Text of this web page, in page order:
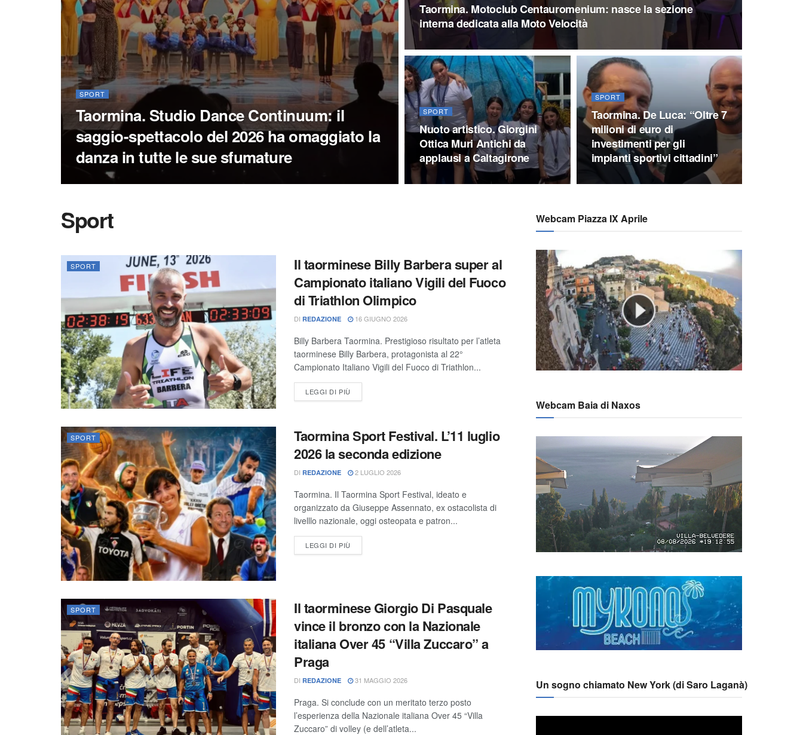
SPORT
Taormina. Studio Dance Continuum: il
saggio-spettacolo del 2026 ha omaggiato la
danza in tutte le sue sfumature
Taormina. Motoclub Centauromenium: nasce la sezione
interna dedicata alla Moto Velocità
SPORT
Nuoto artistico. Giorgini
Ottica Muri Antichi da
applausi a Caltagirone
SPORT
Taormina. De Luca: “Oltre 7
milioni di euro di
investimenti per gli
impianti sportivi cittadini”
Sport
SPORT
Il taorminese Billy Barbera super al
Campionato italiano Vigili del Fuoco
di Triathlon Olimpico
DI REDAZIONE 16 GIUGNO 2026
Billy Barbera Taormina. Prestigioso risultato per l’atleta
taorminese Billy Barbera, protagonista al 22°
Campionato Italiano Vigili del Fuoco di Triathlon...
LEGGI DI PIÙ
SPORT
Taormina Sport Festival. L’11 luglio
2026 la seconda edizione
DI REDAZIONE 2 LUGLIO 2026
Taormina. Il Taormina Sport Festival, ideato e
organizzato da Giuseppe Assennato, ex ostacolista di
livelllo nazionale, oggi osteopata e patron...
LEGGI DI PIÙ
SPORT
Il taorminese Giorgio Di Pasquale
vince il bronzo con la Nazionale
italiana Over 45 “Villa Zuccaro” a
Praga
DI REDAZIONE 31 MAGGIO 2026
Praga. Si conclude con un meritato terzo posto
l’esperienza della Nazionale italiana Over 45 “Villa
Zuccaro” di volley (e dell’atleta...
Webcam Piazza IX Aprile
Webcam Baia di Naxos
Un sogno chiamato New York (di Saro Laganà)